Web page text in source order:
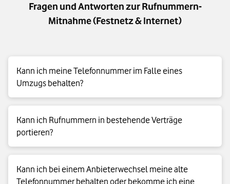
startet gleichzeitig Ihr neuer Vertrag bei uns. Nehmen Sie Ihre
Rufnummer erst nach Vertragsende mit, startet Ihr neuer
Fragen und Antworten zur Rufnummern-
Mitnahme (Festnetz & Internet)
Kann ich meine Telefonnummer im Falle eines
Umzugs behalten?
Ja. Sofern Ihr Umzug innerhalb des Bereichs Ihres bisherigen
Ortsnetzes (Vorwahlbereich) erfolgt, können Sie Ihre
Telefonnummer behalten.
Kann ich Rufnummern in bestehende Verträge
portieren?
Ja.
Kann ich bei einem Anbieterwechsel meine alte
Telefonnummer behalten oder bekomme ich eine